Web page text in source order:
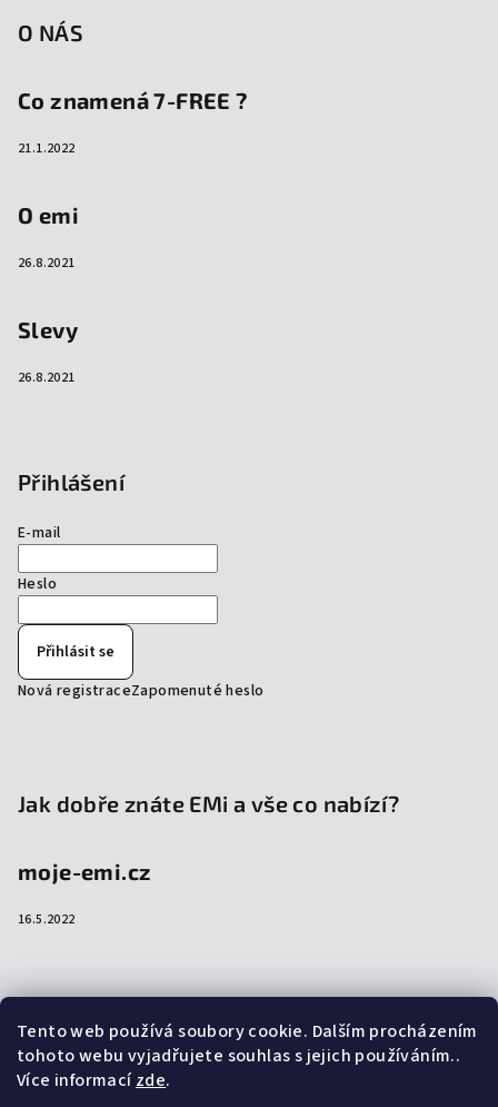
Tento web používá soubory cookie. Dalším procházením
tohoto webu vyjadřujete souhlas s jejich používáním..
Více informacízde.
O NÁS
Co znamená 7-FREE ?
21.1.2022
O emi
26.8.2021
Slevy
26.8.2021
Přihlášení
E-mail
Heslo
Přihlásit se
Nová registraceZapomenuté heslo
Jak dobře znáte EMi a vše co nabízí?
moje-emi.cz
16.5.2022
Přijímáme online platby